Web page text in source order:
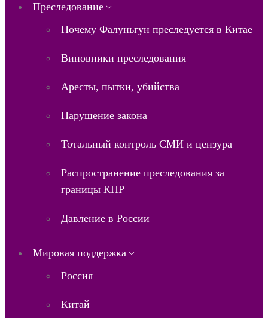
Преследование
Почему Фалуньгун преследуется в Китае
Виновники преследования
Аресты, пытки, убийства
Нарушение закона
Тотальный контроль СМИ и цензура
Распространение преследования за
границы КНР
Давление в России
Мировая поддержка
Россия
Китай